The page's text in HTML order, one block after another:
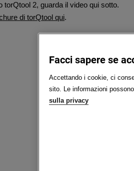
torQtool 2, guarda il video qui sotto.
di torQtool qui.
Facci sapere se
Accettando i cookie, ci
sito. Le informazioni
sulla privacy